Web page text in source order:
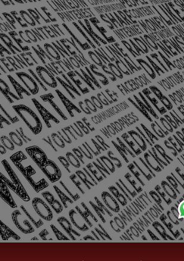
– Colônia Santo Antônio – Barra Mansa